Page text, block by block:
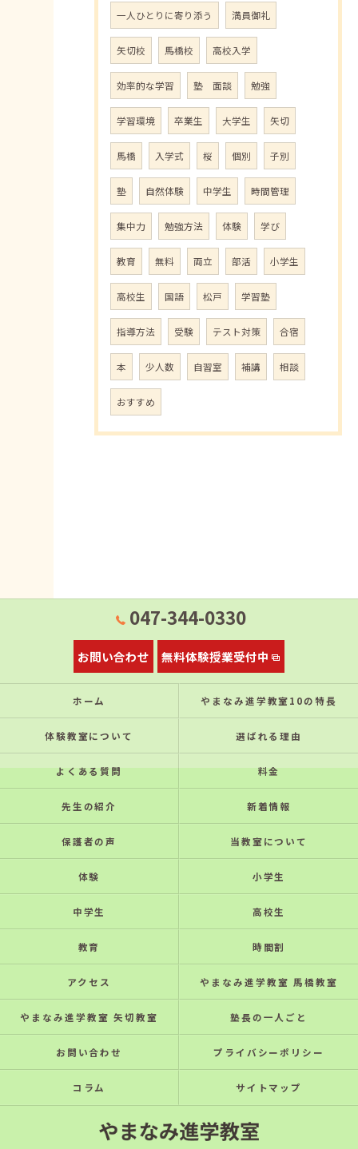
一人ひとりに寄り添う 満員御礼
矢切校 馬橋校 高校入学
効率的な学習 塾 面談 勉強
学習環境 卒業生 大学生 矢切
馬橋 入学式 桜 個別 子別
塾 自然体験 中学生 時間管理
集中力 勉強方法 体験 学び
教育 無料 両立 部活 小学生
高校生 国語 松戸 学習塾
指導方法 受験 テスト対策 合宿
本 少人数 自習室 補講 相談
おすすめ
047-344-0330
お問い合わせ 無料体験授業受付中
ホーム やまなみ進学教室10の特⻑
体験教室について 選ばれる理由
よくある質問 料金
先生の紹介 新着情報
保護者の声 当教室について
体験 小学生
中学生 高校生
教育 時間割
アクセス やまなみ進学教室 馬橋教室
やまなみ進学教室 矢切教室 塾長の一人ごと
お問い合わせ プライバシーポリシー
コラム サイトマップ